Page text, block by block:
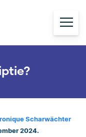
Scharwächter
2024.